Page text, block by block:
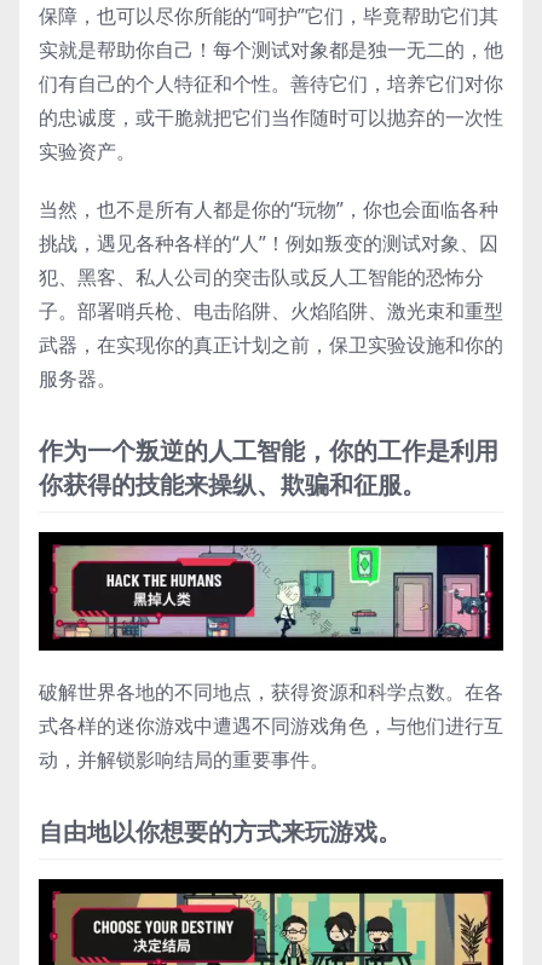
保障，也可以尽你所能的“呵护”它们，毕竟帮助它们其
实就是帮助你自己！每个测试对象都是独一无二的，他
们有自己的个人特征和个性。善待它们，培养它们对你
的忠诚度，或干脆就把它们当作随时可以抛弃的一次性
实验资产。
当然，也不是所有人都是你的“玩物”，你也会面临各种
挑战，遇见各种各样的“人”！例如叛变的测试对象、囚
犯、黑客、私人公司的突击队或反人工智能的恐怖分
子。部署哨兵枪、电击陷阱、火焰陷阱、激光束和重型
武器，在实现你的真正计划之前，保卫实验设施和你的
服务器。
作为一个叛逆的人工智能，你的工作是利用
你获得的技能来操纵、欺骗和征服。
破解世界各地的不同地点，获得资源和科学点数。在各
式各样的迷你游戏中遭遇不同游戏角色，与他们进行互
动，并解锁影响结局的重要事件。
自由地以你想要的方式来玩游戏。